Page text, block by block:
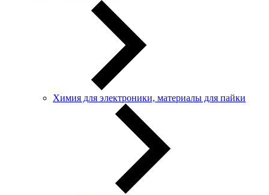
Химия для электроники, материалы для пайки